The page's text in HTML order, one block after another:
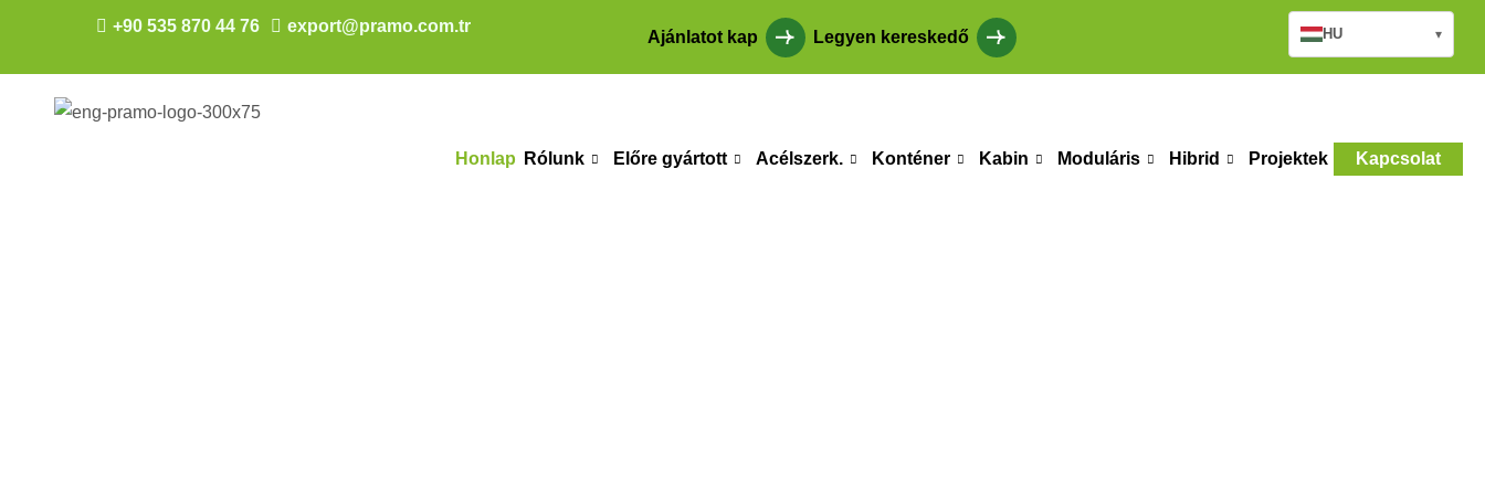
+90 535 870 44 76 export@pramo.com.tr
Ajánlatot kap Legyen kereskedő HU ▾
Honlap Rólunk Előre gyártott Acélszerk. Konténer Kabin Moduláris Hibrid Projektek Kapcsolat